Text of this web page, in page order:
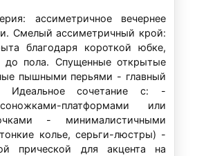
ассиметричное вечернее
Смелый ассиметричный крой:
благодаря короткой юбке,
до пола. Спущенные открытые
пышными перьями - главный
Идеальное сочетание с: -
платформами или
- минималистичными
колье, серьги-люстры) -
прической для акцента на
вт–вс: 11:00–20:00
рассрочки могут
зависимости от суммы аренды
обстоятельств. Точные
у наших менеджеров.